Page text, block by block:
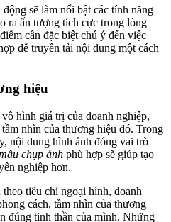
sẽ làm nổi bật các tính năng
ra ấn tượng tích cực trong lòng
cần đặc biệt chú ý đến việc
để truyền tải nội dung một cách
hiệu
hình giá trị của doanh nghiệp,
nhìn của thương hiệu đó. Trong
nội dung hình ảnh đóng vai trò
chụp ảnh phù hợp sẽ giúp tạo
nghiệp hơn.
tiêu chí ngoại hình, doanh
cách, tầm nhìn của thương
đúng tinh thần của mình. Những